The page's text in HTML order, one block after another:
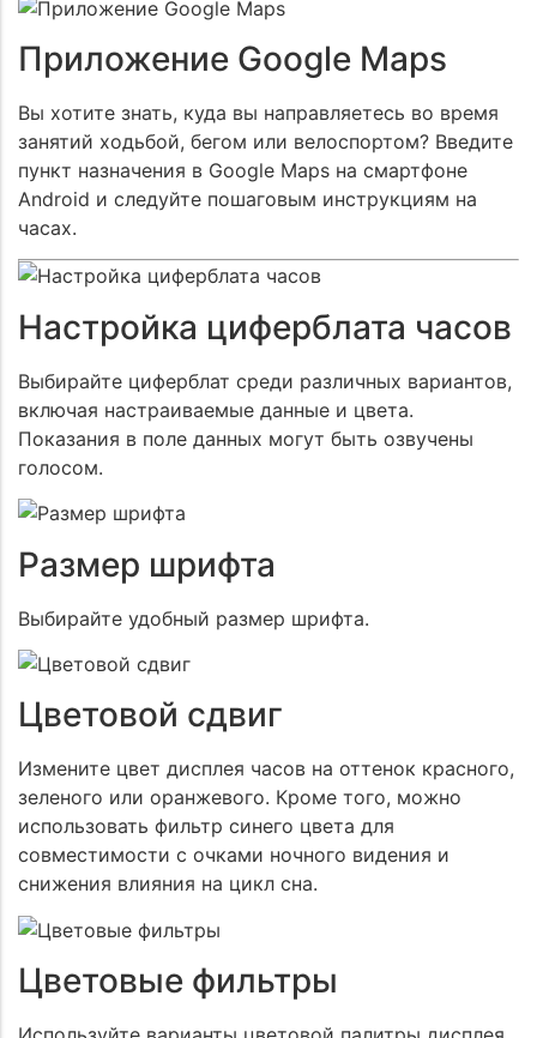
Приложение Google Maps
Вы хотите знать, куда вы направляетесь во время
занятий ходьбой, бегом или велоспортом? Введите
пункт назначения в Google Maps на смартфоне
Android и следуйте пошаговым инструкциям на
часах.
Настройка циферблата часов
Выбирайте циферблат среди различных вариантов,
включая настраиваемые данные и цвета.
Показания в поле данных могут быть озвучены
голосом.
Размер шрифта
Выбирайте удобный размер шрифта.
Цветовой сдвиг
Измените цвет дисплея часов на оттенок красного,
зеленого или оранжевого. Кроме того, можно
использовать фильтр синего цвета для
совместимости с очками ночного видения и
снижения влияния на цикл сна.
Цветовые фильтры